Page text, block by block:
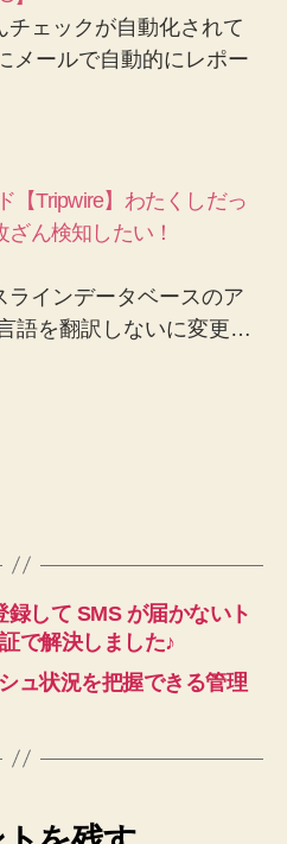
ェックが自動化されて
メールで自動的にレポー
Tripwire】わたくしだっ
ん検知したい！
ラインデータベースのア
語を翻訳しないに変更…
して SMS が届かないト
で解決しました♪
ュ状況を把握できる管理